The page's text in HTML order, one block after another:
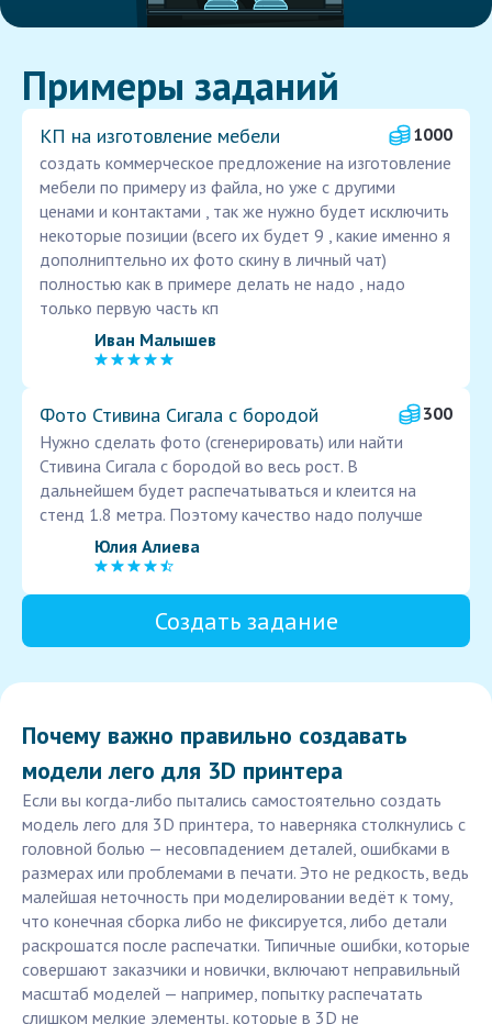
Примеры заданий
КП на изготовление мебели
1000
создать коммерческое предложение на изготовление
мебели по примеру из файла, но уже с другими
ценами и контактами , так же нужно будет исключить
некоторые позиции (всего их будет 9 , какие именно я
дополниптельно их фото скину в личный чат)
полностью как в примере делать не надо , надо
только первую часть кп
Иван Малышев
Фото Стивина Сигала с бородой
300
Нужно сделать фото (сгенерировать) или найти
Стивина Сигала с бородой во весь рост. В
дальнейшем будет распечатываться и клеится на
стенд 1.8 метра. Поэтому качество надо получше
Юлия Алиева
Создать задание
Почему важно правильно создавать
модели лего для 3D принтера
Если вы когда-либо пытались самостоятельно создать
модель лего для 3D принтера, то наверняка столкнулись с
головной болью — несовпадением деталей, ошибками в
размерах или проблемами в печати. Это не редкость, ведь
малейшая неточность при моделировании ведёт к тому,
что конечная сборка либо не фиксируется, либо детали
раскрошатся после распечатки. Типичные ошибки, которые
совершают заказчики и новички, включают неправильный
масштаб моделей — например, попытку распечатать
слишком мелкие элементы, которые в 3D не